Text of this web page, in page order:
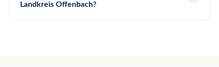
Landkreis Offenbach?